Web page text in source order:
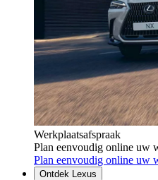
Werkplaatsafspraak
Plan eenvoudig online uw
Plan eenvoudig online uw
Ontdek Lexus